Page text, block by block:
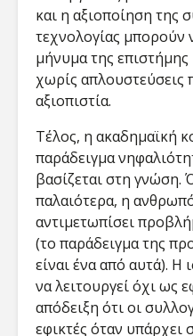
και η αξιοποίηση της
τεχνολογίας μπορούν
μήνυμα της
χωρίς
αξιοπιστία.
Τέλος, η ακαδημαϊκή
παράδειγμα
βασίζεται στη γνώση.
παλαιότερα, η
αντιμετωπίσει
(το παράδειγμα της
είναι ένα από αυτά). Η
να λειτουργεί όχι ως
απόδειξη ότι οι
εφικτές όταν υπάρχει